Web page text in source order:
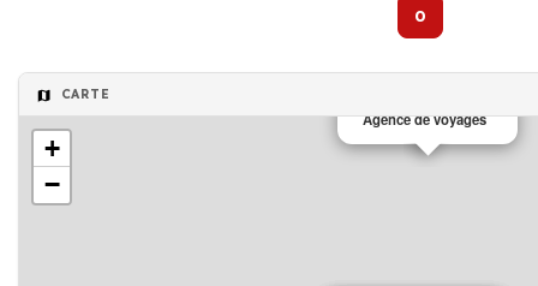
0
CARTE
Agence de voyages
+
−